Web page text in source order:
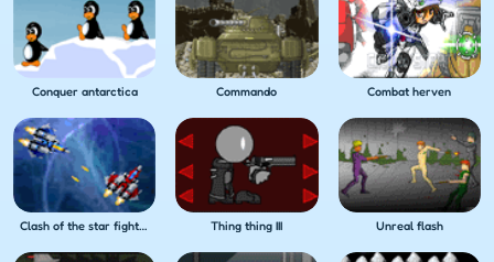
Conquer antarctica Commando Combat herven
Clash of the star fighters Thing thing III Unreal flash